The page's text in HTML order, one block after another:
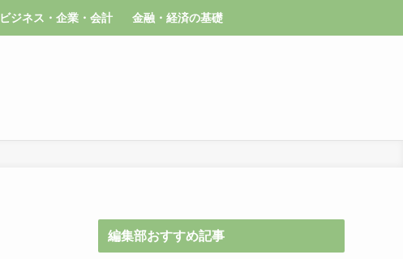
ビジネス・企業・会計 金融・経済の基礎
編集部おすすめ記事